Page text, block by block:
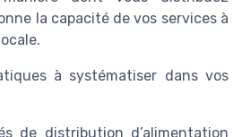
la capacité de vos services à
à systématiser dans vos
de distribution d’alimentation